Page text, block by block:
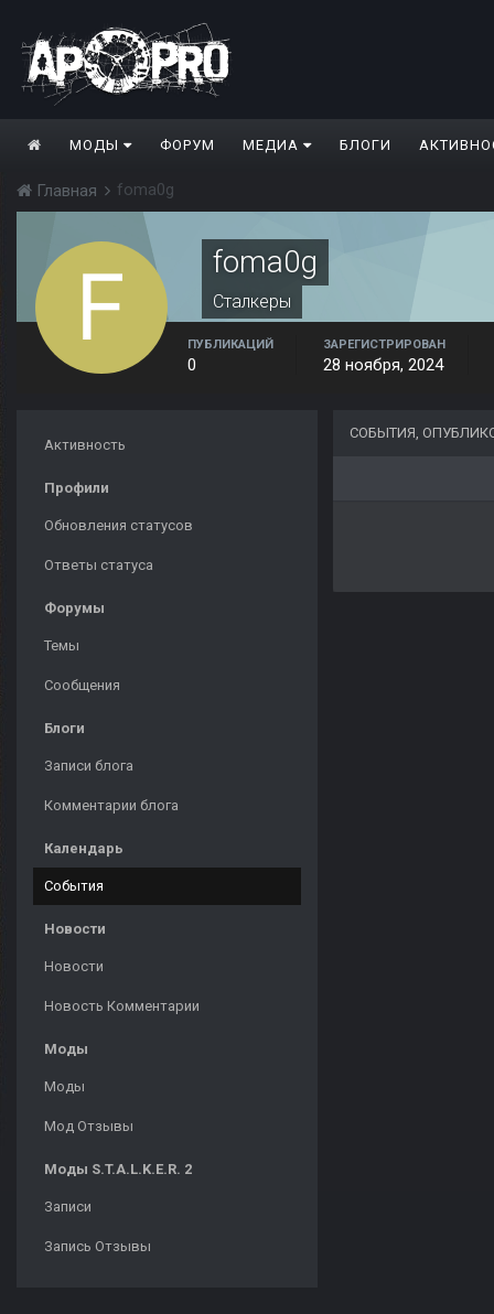
МОДЫ ФОРУМ МЕДИА БЛОГИ
Главная foma0g
foma0g
Сталкеры
ПУБЛИКАЦИЙ
0
ЗАРЕГИСТРИРОВАН
28 ноября, 2024
Активность
Профили
Обновления статусов
Ответы статуса
Форумы
Темы
Сообщения
Блоги
Записи блога
Комментарии блога
Календарь
События
Новости
Новости
Новость Комментарии
Моды
Моды
Мод Отзывы
Моды S.T.A.L.K.E.R. 2
Записи
Запись Отзывы
СОБЫТИЯ,